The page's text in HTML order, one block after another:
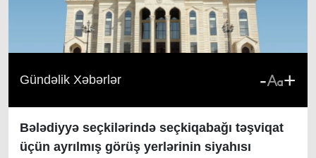
Gündəlik Xəbərlər - +
Bələdiyyə seçkilərində seçkiqabağı təşviqat
üçün ayrılmış görüş yerlərinin siyahısı